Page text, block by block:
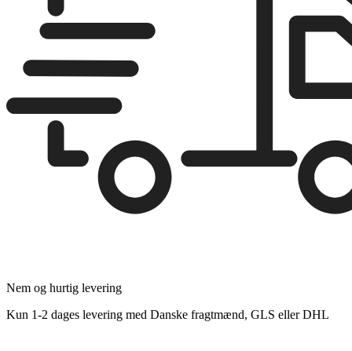
Nem og hurtig levering
Kun 1-2 dages levering med Danske fragtmænd, GLS eller DHL